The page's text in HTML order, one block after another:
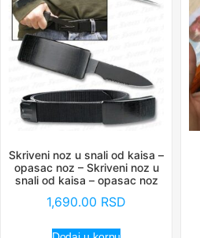
Skriveni noz u snali od kaisa –
opasac noz – Skriveni noz u
snali od kaisa – opasac noz
1,690.00 RSD